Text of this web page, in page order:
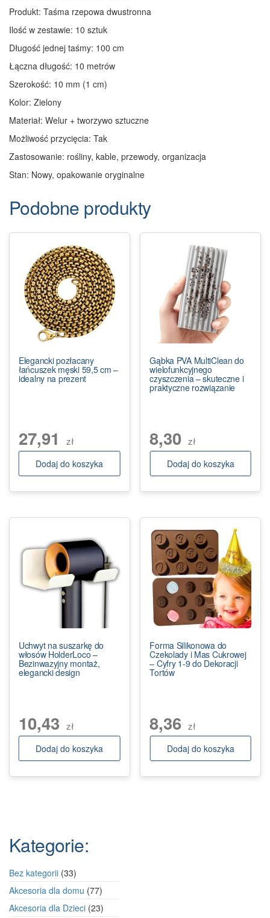
Produkt: Taśma rzepowa dwustronna
Ilość w zestawie: 10 sztuk
Długość jednej taśmy: 100 cm
Łączna długość: 10 metrów
Szerokość: 10 mm (1 cm)
Kolor: Zielony
Materiał: Welur + tworzywo sztuczne
Możliwość przycięcia: Tak
Zastosowanie: rośliny, kable, przewody, organizacja
Stan: Nowy, opakowanie oryginalne
Podobne produkty
Elegancki pozłacany
łańcuszek męski 59,5 cm –
idealny na prezent
27,91 zł
Dodaj do koszyka
Gąbka PVA MultiClean do
wielofunkcyjnego
czyszczenia – skuteczne i
praktyczne rozwiązanie
8,30 zł
Dodaj do koszyka
Uchwyt na suszarkę do
włosów HolderLoco –
Bezinwazyjny montaż,
elegancki design
10,43 zł
Dodaj do koszyka
Forma Silikonowa do
Czekolady i Mas Cukrowej
– Cyfry 1-9 do Dekoracji
Tortów
8,36 zł
Dodaj do koszyka
Kategorie:
Bez kategorii 3333
produkty
Akcesoria dla domu 7777
produktów
Akcesoria dla Dzieci 2323